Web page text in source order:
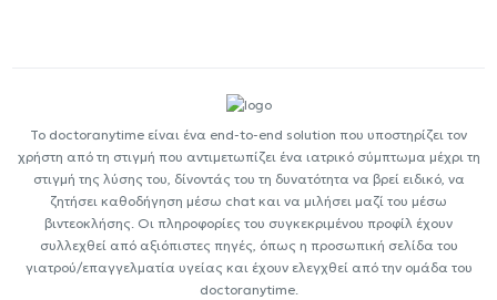
Το doctoranytime είναι ένα end-to-end solution που υποστηρίζει τον
χρήστη από τη στιγμή που αντιμετωπίζει ένα ιατρικό σύμπτωμα μέχρι τη
στιγμή της λύσης του, δίνοντάς του τη δυνατότητα να βρεί ειδικό, να
ζητήσει καθοδήγηση μέσω chat και να μιλήσει μαζί του μέσω
βιντεοκλήσης. Οι πληροφορίες του συγκεκριμένου προφίλ έχουν
συλλεχθεί από αξιόπιστες πηγές, όπως η προσωπική σελίδα του
γιατρού/επαγγελματία υγείας και έχουν ελεγχθεί από την ομάδα του
doctoranytime.